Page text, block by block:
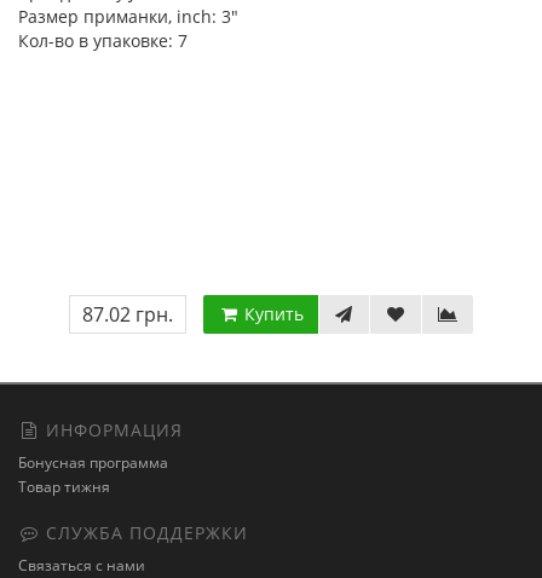
Размер приманки, inch: 3"
Кол-во в упаковке: 7
87.02 грн. Купить
ИНФОРМАЦИЯ
Бонусная программа
Товар тижня
СЛУЖБА ПОДДЕРЖКИ
Связаться с нами